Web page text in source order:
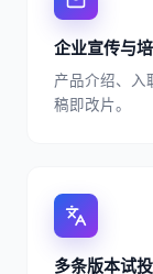
企业宣传与
产品介绍、入
稿即改片。
多条版本试投